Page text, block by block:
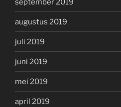
september 2019
augustus 2019
juli 2019
juni 2019
mei 2019
april 2019